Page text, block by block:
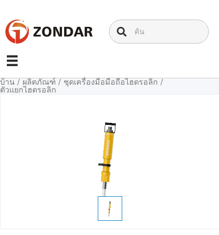
เนื้อหา
บ้าน / ผลิตภัณฑ์ / ชุดเครื่องมือมือถือไฮดรอลิก /
ตัวแยกไฮดรอลิก